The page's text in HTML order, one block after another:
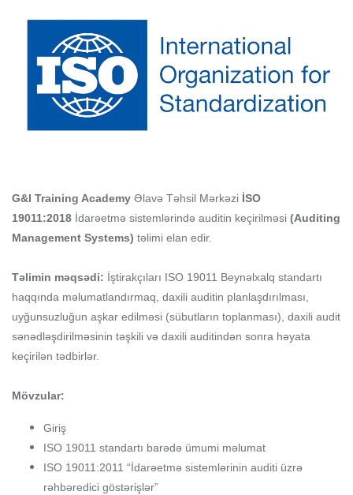
G&I Training Academy Əlavə Təhsil Mərkəzi İSO
19011:2018 İdarəetmə sistemlərində auditin keçirilməsi (Auditing
Management Systems) təlimi elan edir.
Təlimin məqsədi: İştirakçıları ISO 19011 Beynəlxalq standartı
haqqında məlumatlandırmaq, daxili auditin planlaşdırılması,
uyğunsuzluğun aşkar edilməsi (sübutların toplanması), daxili audit
sənədləşdirilməsinin təşkili və daxili auditindən sonra həyata
keçirilən tədbirlər.
Mövzular:
Giriş
ISO 19011 standartı barədə ümumi məlumat
ISO 19011:2011 “İdarəetmə sistemlərinin auditi üzrə
rəhbəredici göstərişlər”